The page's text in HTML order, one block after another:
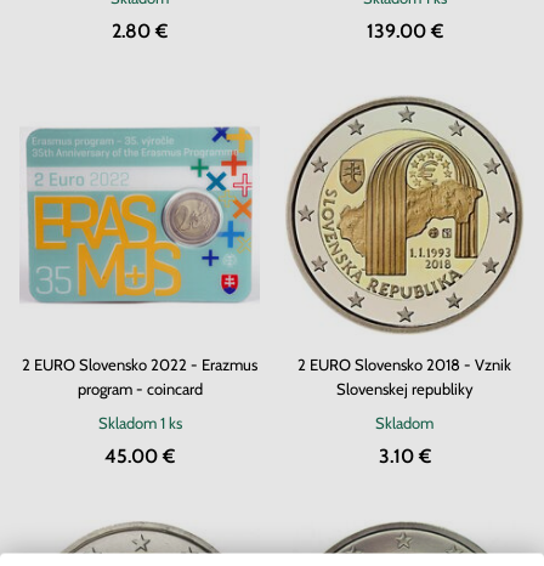
2.80 € 139.00 €
2 EURO Slovensko 2022 - Erazmus
program - coincard
Skladom1 ks
45.00 €
2 EURO Slovensko 2018 - Vznik
Slovenskej republiky
Skladom
3.10 €